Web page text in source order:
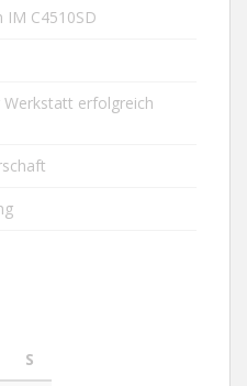
IM C4510SD
erfolgreich
S